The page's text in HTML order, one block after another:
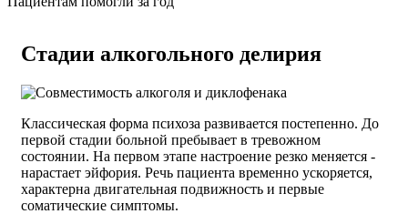
Стадии алкогольного делирия
Классическая форма психоза развивается постепенно. До
первой стадии больной пребывает в тревожном
состоянии. На первом этапе настроение резко меняется -
нарастает эйфория. Речь пациента временно ускоряется,
характерна двигательная подвижность и первые
соматические симптомы.